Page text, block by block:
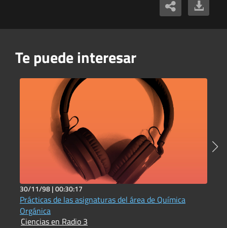
Te puede interesar
30/11/98 |00:30:17
Prácticas de las asignaturas del área de Química
Orgánica
Ciencias en Radio 3